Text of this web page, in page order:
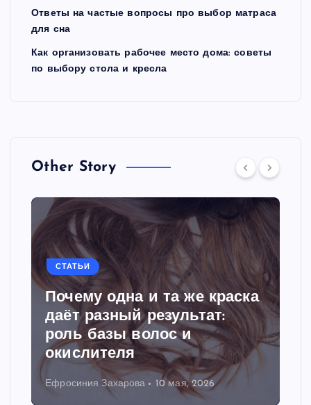
Ответы на частые вопросы про выбор матраса
для сна
Как организовать рабочее место дома: советы
по выбору стола и кресла
Other Story
СТАТЬИ
Почему одна и та же краска
даёт разный результат:
роль базы волос и
окислителя
Ефросиния Захарова 10 мая, 2026